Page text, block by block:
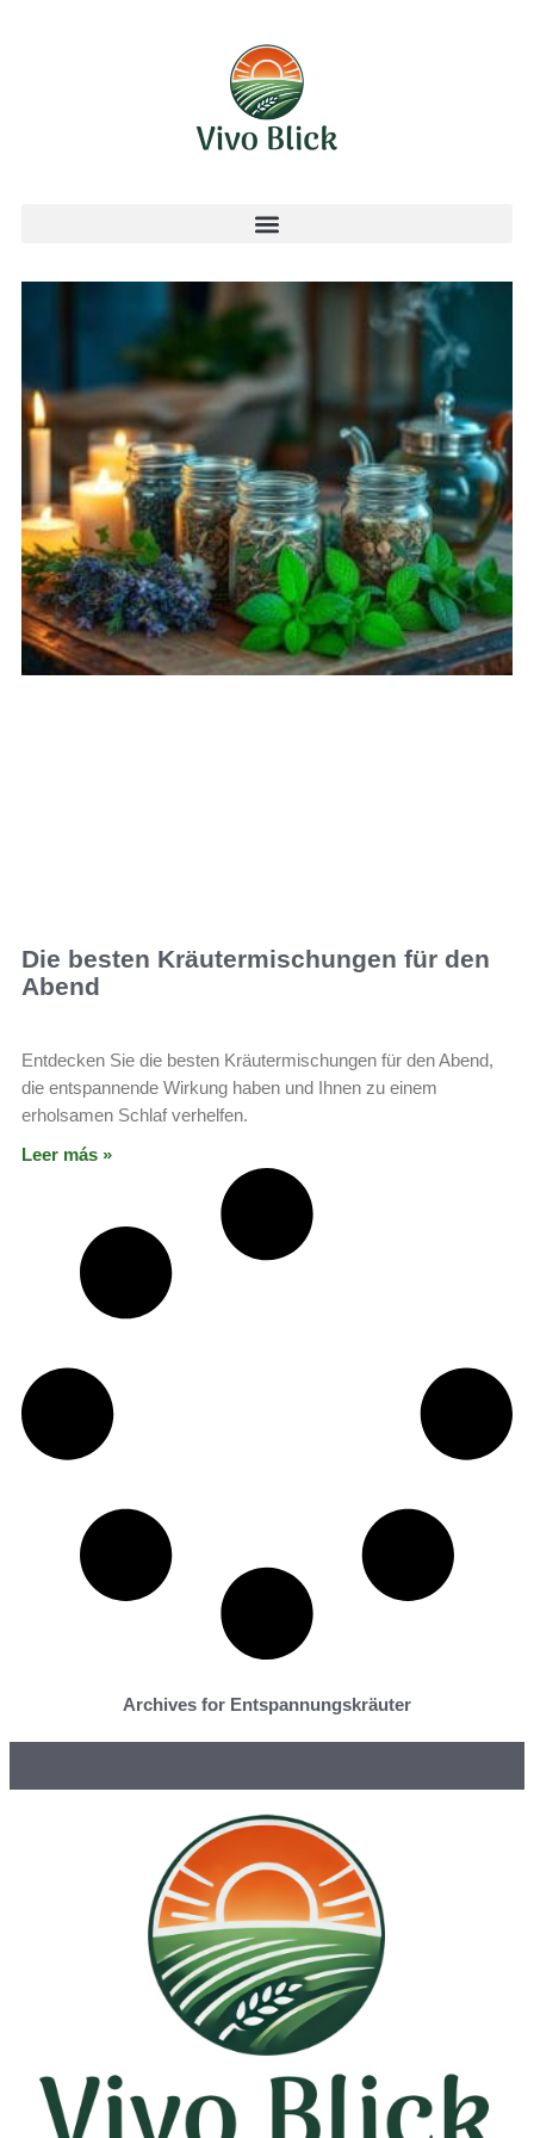
Die besten Kräutermischungen für den
Abend
Entdecken Sie die besten Kräutermischungen für den Abend,
die entspannende Wirkung haben und Ihnen zu einem
erholsamen Schlaf verhelfen.
Leer más »
Archives for Entspannungskräuter